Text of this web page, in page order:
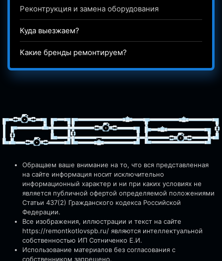
Реконтрукция и замена оборудования
Куда выезжаем?
Какие бренды ремонтируем?
Обращаем ваше внимание на то, что вся представленная
на сайте информация носит исключительно
информационный характер и ни при каких условиях не
является публичной офертой определяемой положениями
Статьи 437(2) Гражданского кодекса Российской
Федерации.
Все изображения, иллюстрации и текст на сайте
https://remontkotlovspb.ru/ являются интеллектуальной
собственностью ИП Сотниченко Е.И.
Использование материалов без согласования с
собственником запрещено.